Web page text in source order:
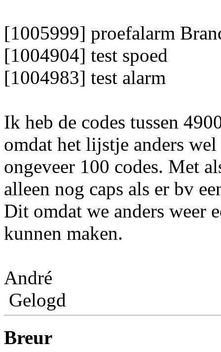
[1005999] proefalarm
[1004904] test spoed
[1004983] test alarm
Ik heb de codes tussen
omdat het lijstje anders
ongeveer 100 codes. Met
alleen nog caps als er bv
Dit omdat we anders weer
kunnen maken.
André
Gelogd
Breur